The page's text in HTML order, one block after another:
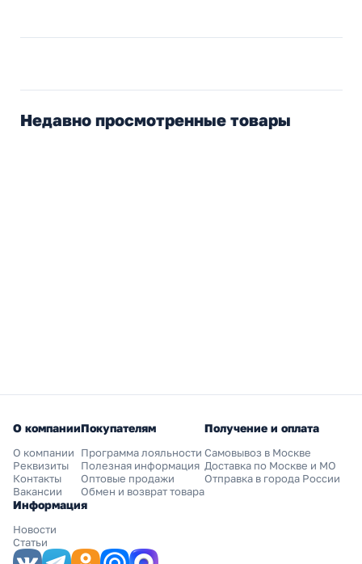
Недавно просмотренные товары
О компании
О компании
Реквизиты
Контакты
Вакансии
Покупателям
Программа лояльности
Полезная информация
Оптовые продажи
Обмен и возврат товара
Получение и оплата
Самовывоз в Москве
Доставка по Москве и МО
Отправка в города России
Информация
Новости
Статьи